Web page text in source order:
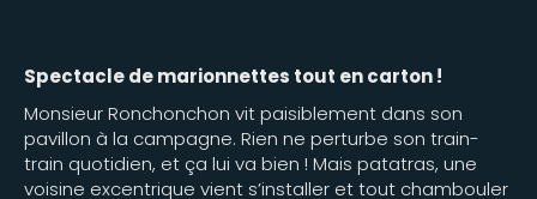
Spectacle de marionnettes tout en carton !
Monsieur Ronchonchon vit paisiblement dans son
pavillon à la campagne. Rien ne perturbe son train-
train quotidien, et ça lui va bien ! Mais patatras, une
voisine excentrique vient s’installer et tout chambouler